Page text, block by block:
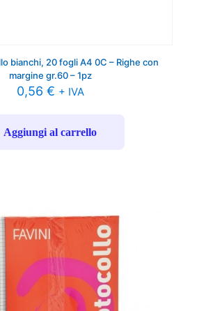
bianchi, 20 fogli A4 0C – Righe con
margine gr.60 – 1pz
0,56 € + IVA
Aggiungi al carrello